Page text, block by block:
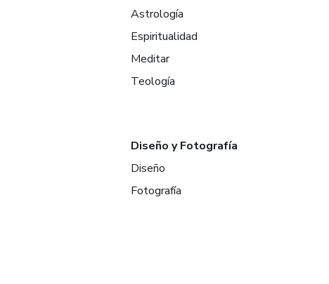
Astrología
Espiritualidad
Meditar
Teología
Diseño y Fotografía
Diseño
Fotografía